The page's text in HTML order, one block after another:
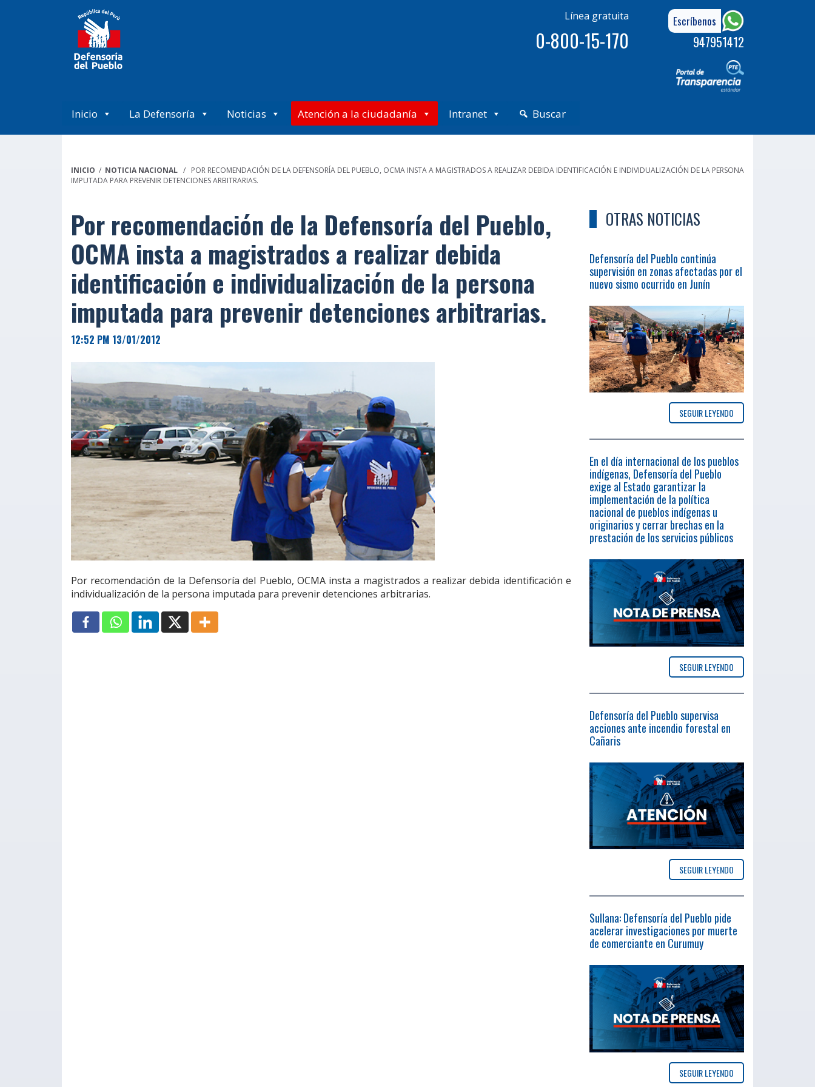
Línea gratuita
0-800-15-170
Escríbenos
947951412
Inicio La Defensoría Noticias Atención a la ciudadanía Intranet Buscar
INICIO / NOTICIA NACIONAL / POR RECOMENDACIÓN DE LA DEFENSORÍA DEL PUEBLO, OCMA INSTA A MAGISTRADOS A REALIZAR DEBIDA IDENTIFICACIÓN E INDIVIDUALIZACIÓN DE LA PERSONA
IMPUTADA PARA PREVENIR DETENCIONES ARBITRARIAS.
Por recomendación de la Defensoría del Pueblo,
OCMA insta a magistrados a realizar debida
identificación e individualización de la persona
imputada para prevenir detenciones arbitrarias.
12:52 PM 13/01/2012
Por recomendación de la Defensoría del Pueblo, OCMA insta a magistrados a realizar debida identificación e
individualización de la persona imputada para prevenir detenciones arbitrarias.
OTRAS NOTICIAS
Defensoría del Pueblo continúa
supervisión en zonas afectadas por el
nuevo sismo ocurrido en Junín
SEGUIR LEYENDO
En el día internacional de los pueblos
indígenas, Defensoría del Pueblo
exige al Estado garantizar la
implementación de la política
nacional de pueblos indígenas u
originarios y cerrar brechas en la
prestación de los servicios públicos
SEGUIR LEYENDO
Defensoría del Pueblo supervisa
acciones ante incendio forestal en
Cañaris
SEGUIR LEYENDO
Sullana: Defensoría del Pueblo pide
acelerar investigaciones por muerte
de comerciante en Curumuy
SEGUIR LEYENDO